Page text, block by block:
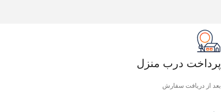
پرداخت درب منزل
بعد از دریافت سفارش